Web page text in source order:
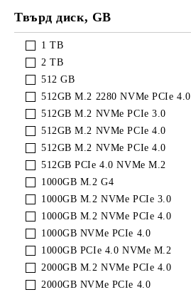
Твърд диск, GB
1 TB
2 TB
512 GB
512GB M.2 2280 NVMe PCIe 4.0
512GB M.2 NVMe PCIe 3.0
512GB M.2 NVMe PCIe 4.0
512GB M.2 NVMe PCIe 4.0
512GB PCIe 4.0 NVMe M.2
1000GB M.2 G4
1000GB M.2 NVMe PCIe 3.0
1000GB M.2 NVMe PCIe 4.0
1000GB NVMe PCIe 4.0
1000GB PCIe 4.0 NVMe M.2
2000GB M.2 NVMe PCIe 4.0
2000GB NVMe PCIe 4.0